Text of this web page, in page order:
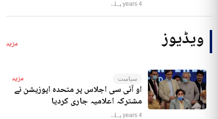
4 years پہلے
ویڈیوز مزید
سیاست مزید
او آئی سی اجلاس پر متحدہ اپوزیشن نے
مشترکہ اعلامیہ جاری کردیا
4 years پہلے